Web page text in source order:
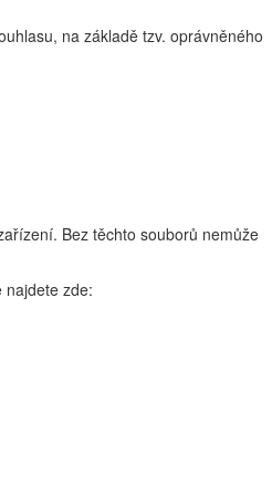
na základě tzv. oprávněného
Bez těchto souborů nemůže
najdete zde: